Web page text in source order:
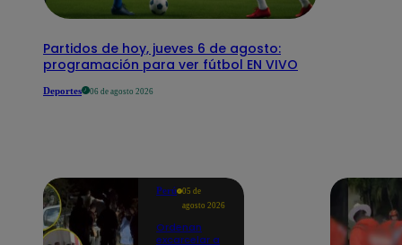
Partidos de hoy, jueves 6 de agosto:
programación para ver fútbol EN VIVO
Deportes 06 de agosto 2026
Perú
05 de
agosto 2026
Ordenan
excarcelar a